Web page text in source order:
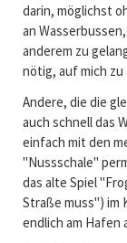
darin, möglichst
an
anderem zu
nötig, auf mich zu
Andere, die die
auch schnell das
einfach mit den
"Nussschale"
das alte Spiel
Straße muss") im
endlich am Hafen